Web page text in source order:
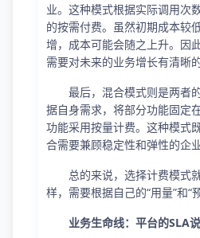
业。这种模式根据实际调用次
的按需付费。虽然初期成本较
增，成本可能会随之上升。因
需要对未来的业务增长有清晰的
最后，混合模式则是两者
据自身需求，将部分功能固定
功能采用按量计费。这种模式
合需要兼顾稳定性和弹性的企业
总的来说，选择计费模式
样，需要根据自己的“用量”和“
业务生命线：平台的SLA